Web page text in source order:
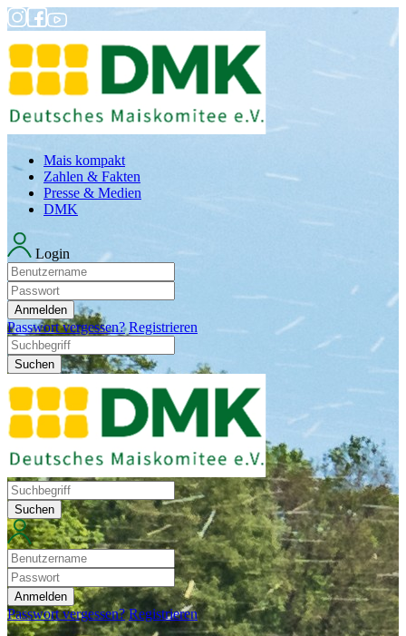
Mais kompakt
Zahlen & Fakten
Presse & Medien
DMK
Login
Anmelden
Passwort vergessen? Registrieren
Suchen
Suchen
Anmelden
Passwort vergessen? Registrieren